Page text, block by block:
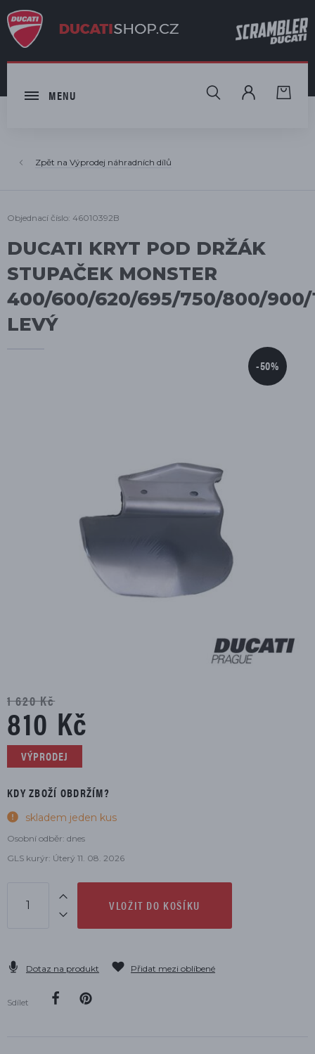
MENU HLEDAT
Výprodej náhradních dílů
Objednací číslo: 46010392B
DUCATI KRYT POD DRŽÁK
STUPAČEK MONSTER
400/600/620/695/750/800/900/
LEVÝ
-50%
1 620 Kč
810 Kč
VÝPRODEJ
KDY ZBOŽÍ OBDRŽÍM?
skladem jeden kus
Osobní odběr: dnes
GLS kurýr: Úterý 11. 08. 2026
VLOŽIT DO KOŠÍKU
Dotaz na produkt Přidat mezi oblíbené
Sdílet